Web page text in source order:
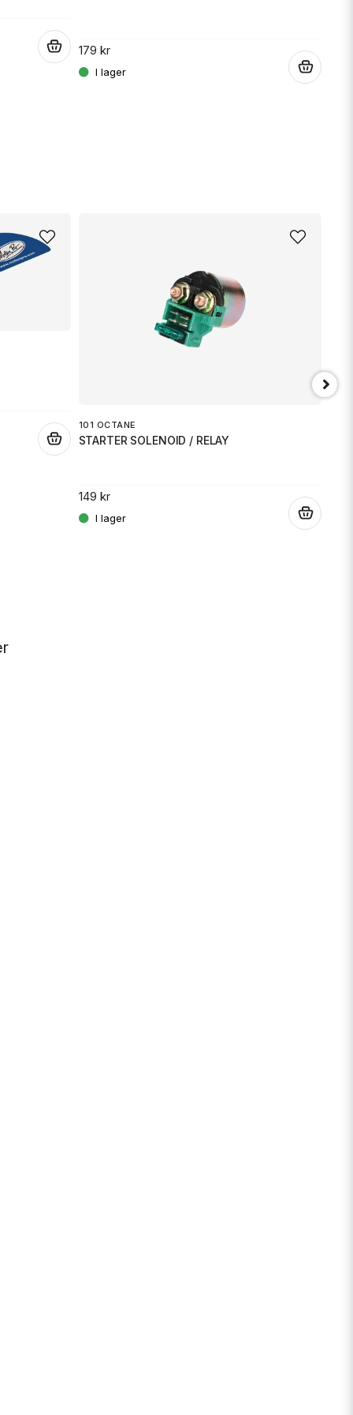
179 kr
101 OCTANE
STARTER SOLENOID / RELAY
149 kr